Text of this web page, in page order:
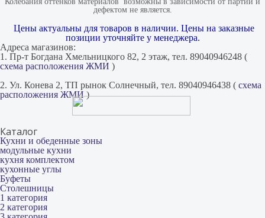
дефектом не является.
Цены актуальны для товаров в наличии. Цены на заказные
позиции уточняйте у менеджера.
Адреса магазинов:
1. Пр-т Богдана Хмельницкого 82, 2 этаж, тел. 89040946248 (
схема расположения ЖМИ )
2. Ул. Конева 2, ТП рынок Солнечный, тел. 89040946438 ( схема
расположения ЖМИ)
Каталог
Кухни и обеденные зоны
модульные кухни
кухня комплектом
кухонные углы
Буфеты
Столешницы
1 категория
2 категория